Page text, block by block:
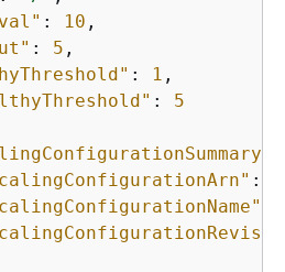
: 10 ,
: 5 ,
: 1 ,
: 5
: